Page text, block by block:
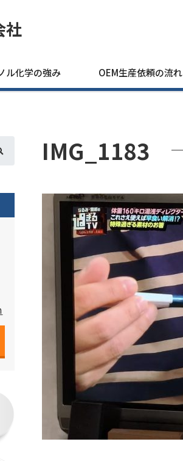
社
ル化学の強み OEM生産依頼の流れ
IMG_1183